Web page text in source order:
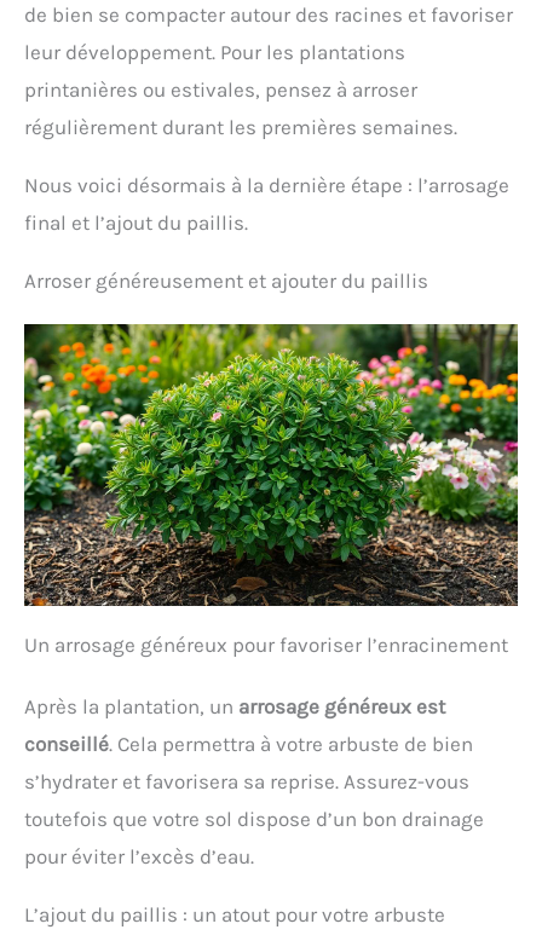
de bien se compacter autour des racines et favoriser
leur développement. Pour les plantations
printanières ou estivales, pensez à arroser
régulièrement durant les premières semaines.
Nous voici désormais à la dernière étape : l’arrosage
final et l’ajout du paillis.
Arroser généreusement et ajouter du paillis
Un arrosage généreux pour favoriser l’enracinement
Après la plantation, un arrosage généreux est
conseillé. Cela permettra à votre arbuste de bien
s’hydrater et favorisera sa reprise. Assurez-vous
toutefois que votre sol dispose d’un bon drainage
pour éviter l’excès d’eau.
L’ajout du paillis : un atout pour votre arbuste